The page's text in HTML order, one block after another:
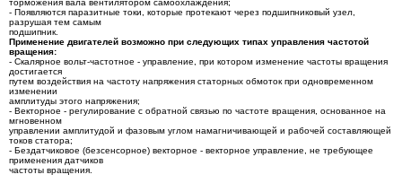
торможения вала вентилятором самоохлаждения;
- Появляются паразитные токи, которые протекают через подшипниковый узел,
разрушая тем самым
подшипник.
Применение двигателей возможно при следующих типах управления частотой
вращения:
- Скалярное вольт-частотное - управление, при котором изменение частоты вращения
достигается
путем воздействия на частоту напряжения статорных обмоток при одновременном
изменении
амплитуды этого напряжения;
- Векторное - регулирование с обратной связью по частоте вращения, основанное на
мгновенном
управлении амплитудой и фазовым углом намагничивающей и рабочей составляющей
токов статора;
- Бездатчиковое (безсенсорное) векторное - векторное управление, не требующее
применения датчиков
частоты вращения.